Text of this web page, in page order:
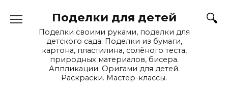
Поделки для детей
Поделки своими руками, поделки для
детского сада. Поделки из бумаги,
картона, пластилина, солёного теста,
природных материалов, бисера.
Аппликации. Оригами для детей.
Раскраски. Мастер-классы.